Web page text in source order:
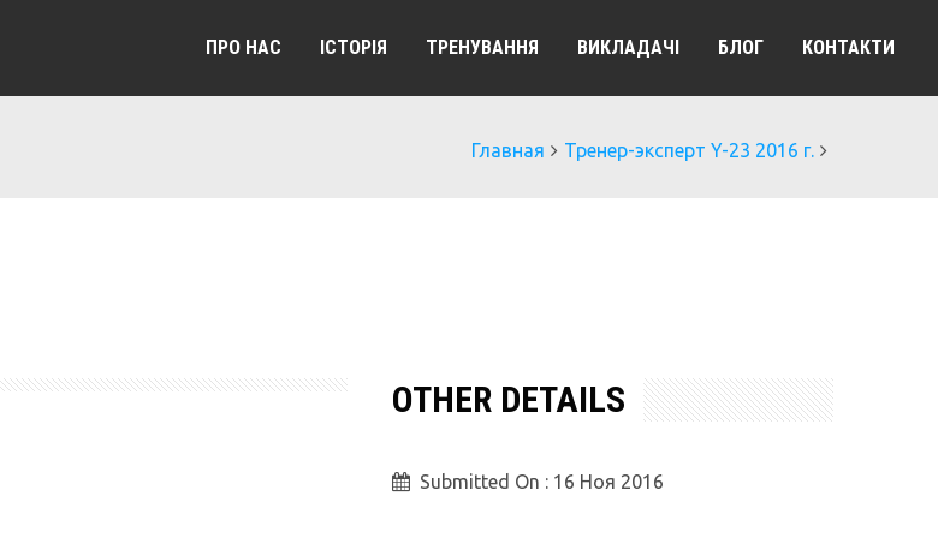
ПРО НАС ІСТОРІЯ ТРЕНУВАННЯ ВИКЛАДАЧІ БЛОГ КОНТАКТИ
Главная Тренер-эксперт Y-23 2016 г.
OTHER DETAILS
Submitted On : 16 Ноя 2016